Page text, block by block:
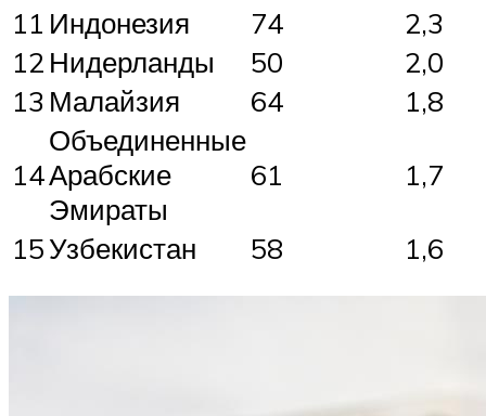
11 Индонезия 74
2,3
12 Нидерланды 50
2,0
13 Малайзия 64 1,8
14
Объединенные
Арабские
Эмираты
61 1,7
15Узбекистан 58 1,6